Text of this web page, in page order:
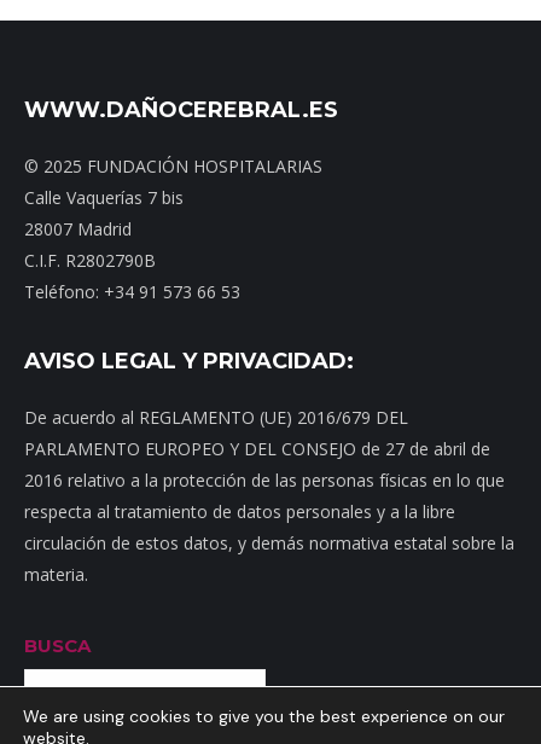
WWW.DAÑOCEREBRAL.ES
© 2025 FUNDACIÓN HOSPITALARIAS
Calle Vaquerías 7 bis
28007 Madrid
C.I.F. R2802790B
Teléfono: +34 91 573 66 53
AVISO LEGAL Y PRIVACIDAD:
De acuerdo al REGLAMENTO (UE) 2016/679 DEL
PARLAMENTO EUROPEO Y DEL CONSEJO de 27 de abril de
2016 relativo a la protección de las personas físicas en lo que
respecta al tratamiento de datos personales y a la libre
circulación de estos datos, y demás normativa estatal sobre la
materia.
BUSCA
Buscar
We are using cookies to give you the best experience on our
website.